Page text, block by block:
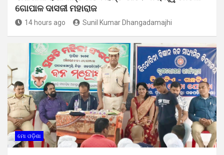
ଗୋପାଳ ଦାସଜୀ ମହାରାଜ
14 hours ago Sunil Kumar Dhangadamajhi
ମୋ ଓଡ଼ିଶା